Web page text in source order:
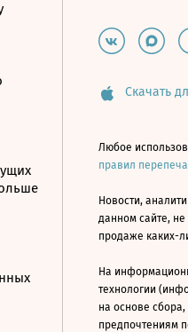
Скачать
Любое
правил
Новости,
данном сайте,
продаже каких-
На
технологии
на основе
предпочтениям